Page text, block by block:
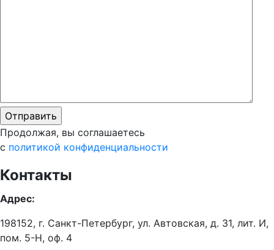
Продолжая, вы соглашаетесь
с политикой конфиденциальности
Контакты
Адрес:
198152, г. Санкт-Петербург, ул. Автовская, д. 31, лит. И,
пом. 5-Н, оф. 4